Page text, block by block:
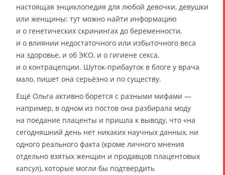
настоящая энциклопедия для любой девочки, девушки
или женщины: тут можно найти информацию
и о генетических скринингах до беременности,
и о влиянии недостаточного или избыточного веса
на здоровье, и об ЭКО, и о гигиене секса,
и о контрацепции. Шуток-прибауток в блоге у врача
мало, пишет она серьёзно и по существу.
Ещё Ольга активно борется с разными мифами —
например, в одном из постов она разбирала моду
на поедание плаценты и пришла к выводу, что «на
сегодняшний день нет никаких научных данных, ни
одного реального факта (кроме личного мнения
отдельно взятых женщин и продавцов плацентовых
капсул), которые могли бы подтвердить